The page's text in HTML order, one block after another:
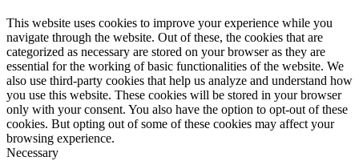
This website uses cookies to improve your experience while you
navigate through the website. Out of these, the cookies that are
categorized as necessary are stored on your browser as they are
essential for the working of basic functionalities of the website. We
also use third-party cookies that help us analyze and understand how
you use this website. These cookies will be stored in your browser
only with your consent. You also have the option to opt-out of these
cookies. But opting out of some of these cookies may affect your
browsing experience.
Necessary